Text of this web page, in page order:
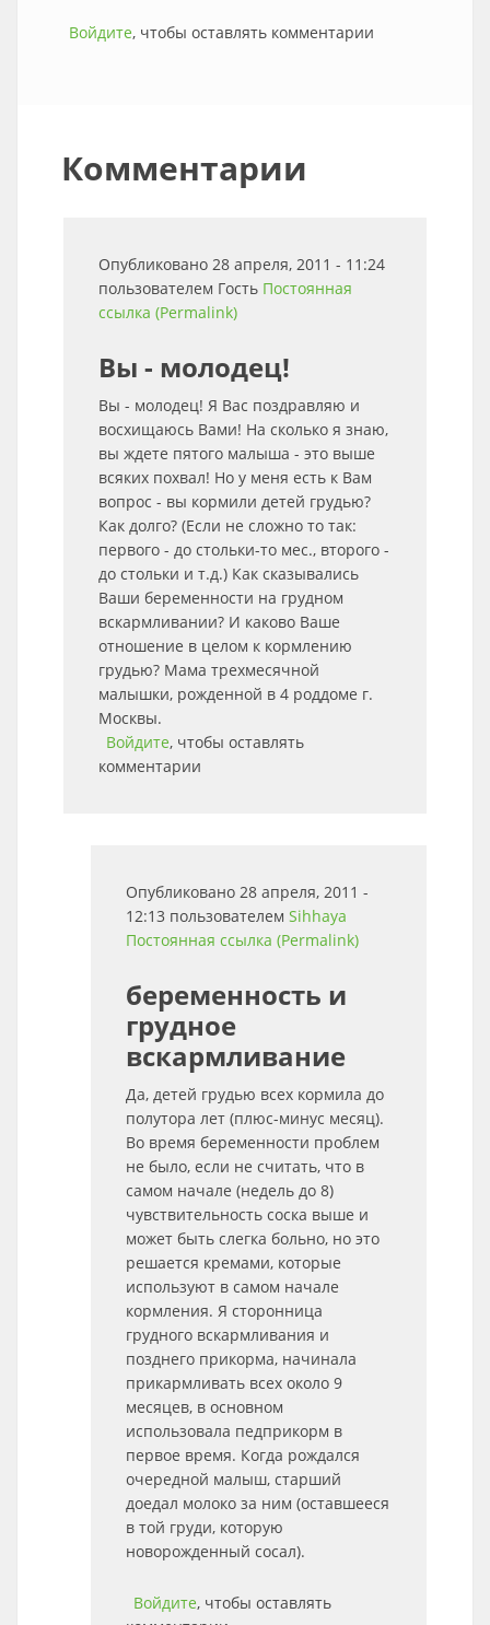
Войдите, чтобы оставлять комментарии
Комментарии
Опубликовано 28 апреля, 2011 - 11:24
пользователем Гость Постоянная
ссылка (Permalink)
Вы - молодец!
Вы - молодец! Я Вас поздравляю и
восхищаюсь Вами! На сколько я знаю,
вы ждете пятого малыша - это выше
всяких похвал! Но у меня есть к Вам
вопрос - вы кормили детей грудью?
Как долго? (Если не сложно то так:
первого - до стольки-то мес., второго -
до стольки и т.д.) Как сказывались
Ваши беременности на грудном
вскармливании? И каково Ваше
отношение в целом к кормлению
грудью? Мама трехмесячной
малышки, рожденной в 4 роддоме г.
Москвы.
Войдите, чтобы оставлять
комментарии
Опубликовано 28 апреля, 2011 -
12:13 пользователем Sihhaya
Постоянная ссылка (Permalink)
беременность и
грудное
вскармливание
Да, детей грудью всех кормила до
полутора лет (плюс-минус месяц).
Во время беременности проблем
не было, если не считать, что в
самом начале (недель до 8)
чувствительность соска выше и
может быть слегка больно, но это
решается кремами, которые
используют в самом начале
кормления. Я сторонница
грудного вскармливания и
позднего прикорма, начинала
прикармливать всех около 9
месяцев, в основном
использовала педприкорм в
первое время. Когда рождался
очередной малыш, старший
доедал молоко за ним (оставшееся
в той груди, которую
новорожденный сосал).
Войдите, чтобы оставлять